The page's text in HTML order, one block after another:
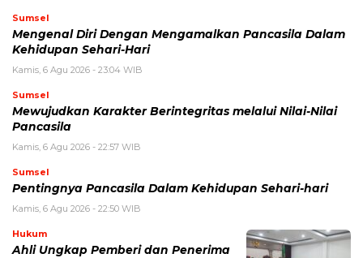
Sumsel
Mengenal Diri Dengan Mengamalkan Pancasila Dalam
Kehidupan Sehari-Hari
Kamis, 6 Agu 2026 - 23:04 WIB
Sumsel
Mewujudkan Karakter Berintegritas melalui Nilai-Nilai
Pancasila
Kamis, 6 Agu 2026 - 22:57 WIB
Sumsel
Pentingnya Pancasila Dalam Kehidupan Sehari-hari
Kamis, 6 Agu 2026 - 22:50 WIB
Hukum
Ahli Ungkap Pemberi dan Penerima